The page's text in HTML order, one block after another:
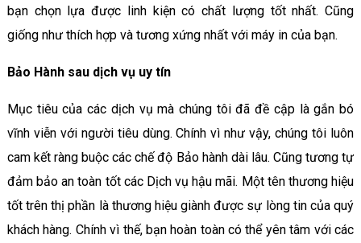
bạn chọn lựa được linh kiện có chất lượng tốt nhất. Cũng
giống như thích hợp và tương xứng nhất với máy in của bạn.
Bảo Hành sau dịch vụ uy tín
Mục tiêu của các dịch vụ mà chúng tôi đã đề cập là gắn bó
vĩnh viễn với người tiêu dùng. Chính vì như vậy, chúng tôi luôn
cam kết ràng buộc các chế độ Bảo hành dài lâu. Cũng tương tự
đảm bảo an toàn tốt các Dịch vụ hậu mãi. Một tên thương hiệu
tốt trên thị phần là thương hiệu giành được sự lòng tin của quý
khách hàng. Chính vì thế, bạn hoàn toàn có thể yên tâm với các